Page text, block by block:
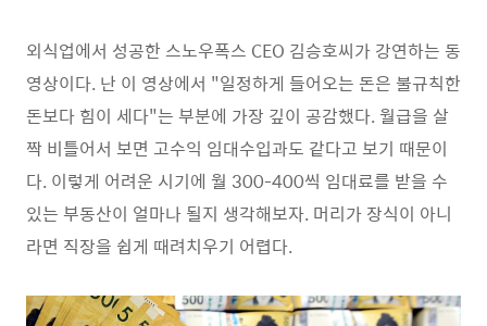
외식업에서 성공한 스노우폭스 CEO 김승호씨가 강연하는 동
영상이다. 난 이 영상에서 "일정하게 들어오는 돈은 불규칙한
돈보다 힘이 세다"는 부분에 가장 깊이 공감했다. 월급을 살
짝 비틀어서 보면 고수익 임대수입과도 같다고 보기 때문이
다. 이렇게 어려운 시기에 월 300-400씩 임대료를 받을 수
있는 부동산이 얼마나 될지 생각해보자. 머리가 장식이 아니
라면 직장을 쉽게 때려치우기 어렵다.